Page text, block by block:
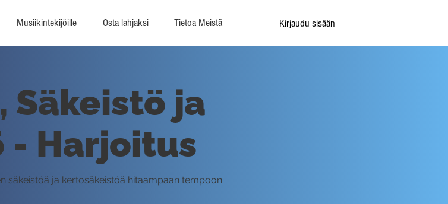
Musiikintekijöille Osta lahjaksi Tietoa Meistä Kirjaudu sisään
Säkeistö ja
- Harjoitus
säkeistöä ja kertosäkeistöä hitaampaan tempoon.